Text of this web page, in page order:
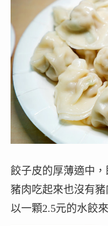
餃子皮的厚薄適中，
豬肉吃起來也沒有豬
以一顆2.5元的水餃